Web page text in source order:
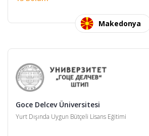
Makedonya
Goce Delcev Üniversitesi
Yurt Dışında Uygun Bütçeli Lisans Eğitimi